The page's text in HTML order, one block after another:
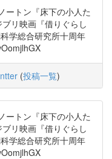
ートン『床下の小人た
リ映画『借りぐらし
学総合研究所十周年
(投稿一覧)
ートン『床下の小人た
リ映画『借りぐらし
学総合研究所十周年